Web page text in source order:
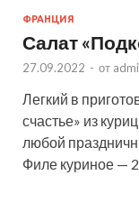
ФРАНЦИЯ
Салат
27.09.2022 - от
Легкий в
счастье» из
любой
Филе куриное —